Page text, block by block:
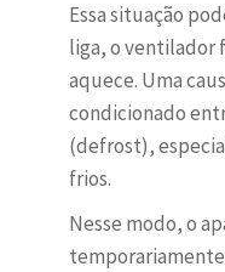
Essa situação
liga, o ventilador
aquece. Uma
condicionado
(defrost),
frios.
Nesse modo, o